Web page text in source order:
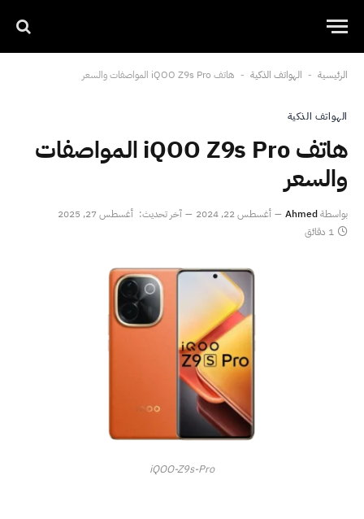
الرئيسية - الهواتف الذكية - هاتف iQOO Z9s Pro المواصفات والسعر
الهواتف الذكية
هاتف iQOO Z9s Pro المواصفات
والسعر
بواسطةAhmed أغسطس 22, 2024 آخر تحديث: أغسطس 27, 2025
1 دقائق
iQOO-Z9s-Pro